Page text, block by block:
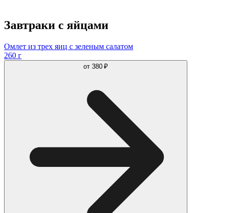
Завтраки с яйцами
Омлет из трех яиц с зеленым салатом
260 г
от 380 ₽